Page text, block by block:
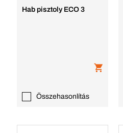
Hab pisztoly ECO 3
Összehasonlítás